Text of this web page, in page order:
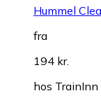
Hummel
fra
194 kr.
hos TrainInn